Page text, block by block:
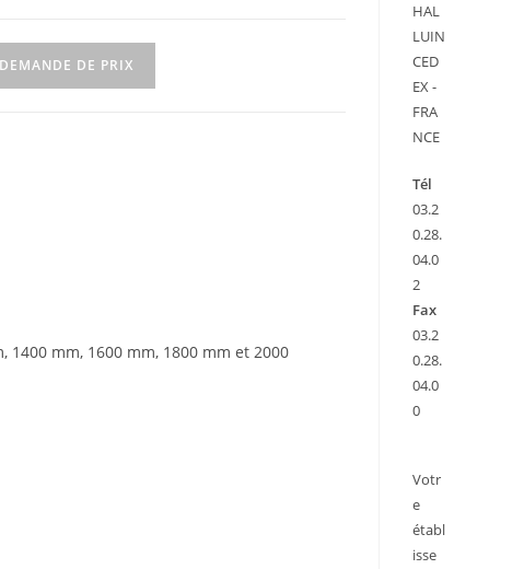
DEMANDE DE PRIX
mm, 1600 mm, 1800 mm et 2000
HAL
LUIN
CED
EX -
FRA
NCE
Tél
03.2
0.28.
04.0
2
Fax
03.2
0.28.
04.0
0
Votr
e
établ
isse